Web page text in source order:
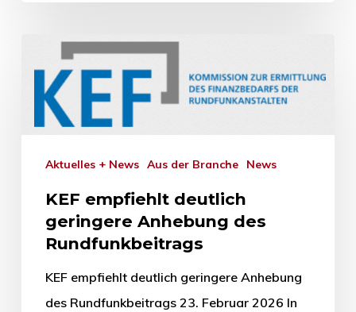
Aktuelles + News Aus der Branche News
KEF empfiehlt deutlich
geringere Anhebung des
Rundfunkbeitrags
KEF empfiehlt deutlich geringere Anhebung
des Rundfunkbeitrags 23. Februar 2026 In